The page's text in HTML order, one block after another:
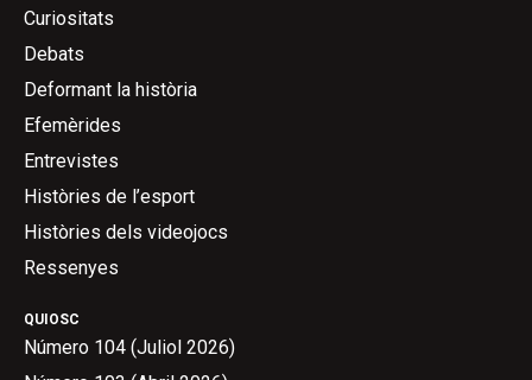
QUIOSC
Número 104 (Juliol 2026)
Curiositats
Debats
Deformant la història
Efemèrides
Entrevistes
Històries de l’esport
Històries dels videojocs
Ressenyes